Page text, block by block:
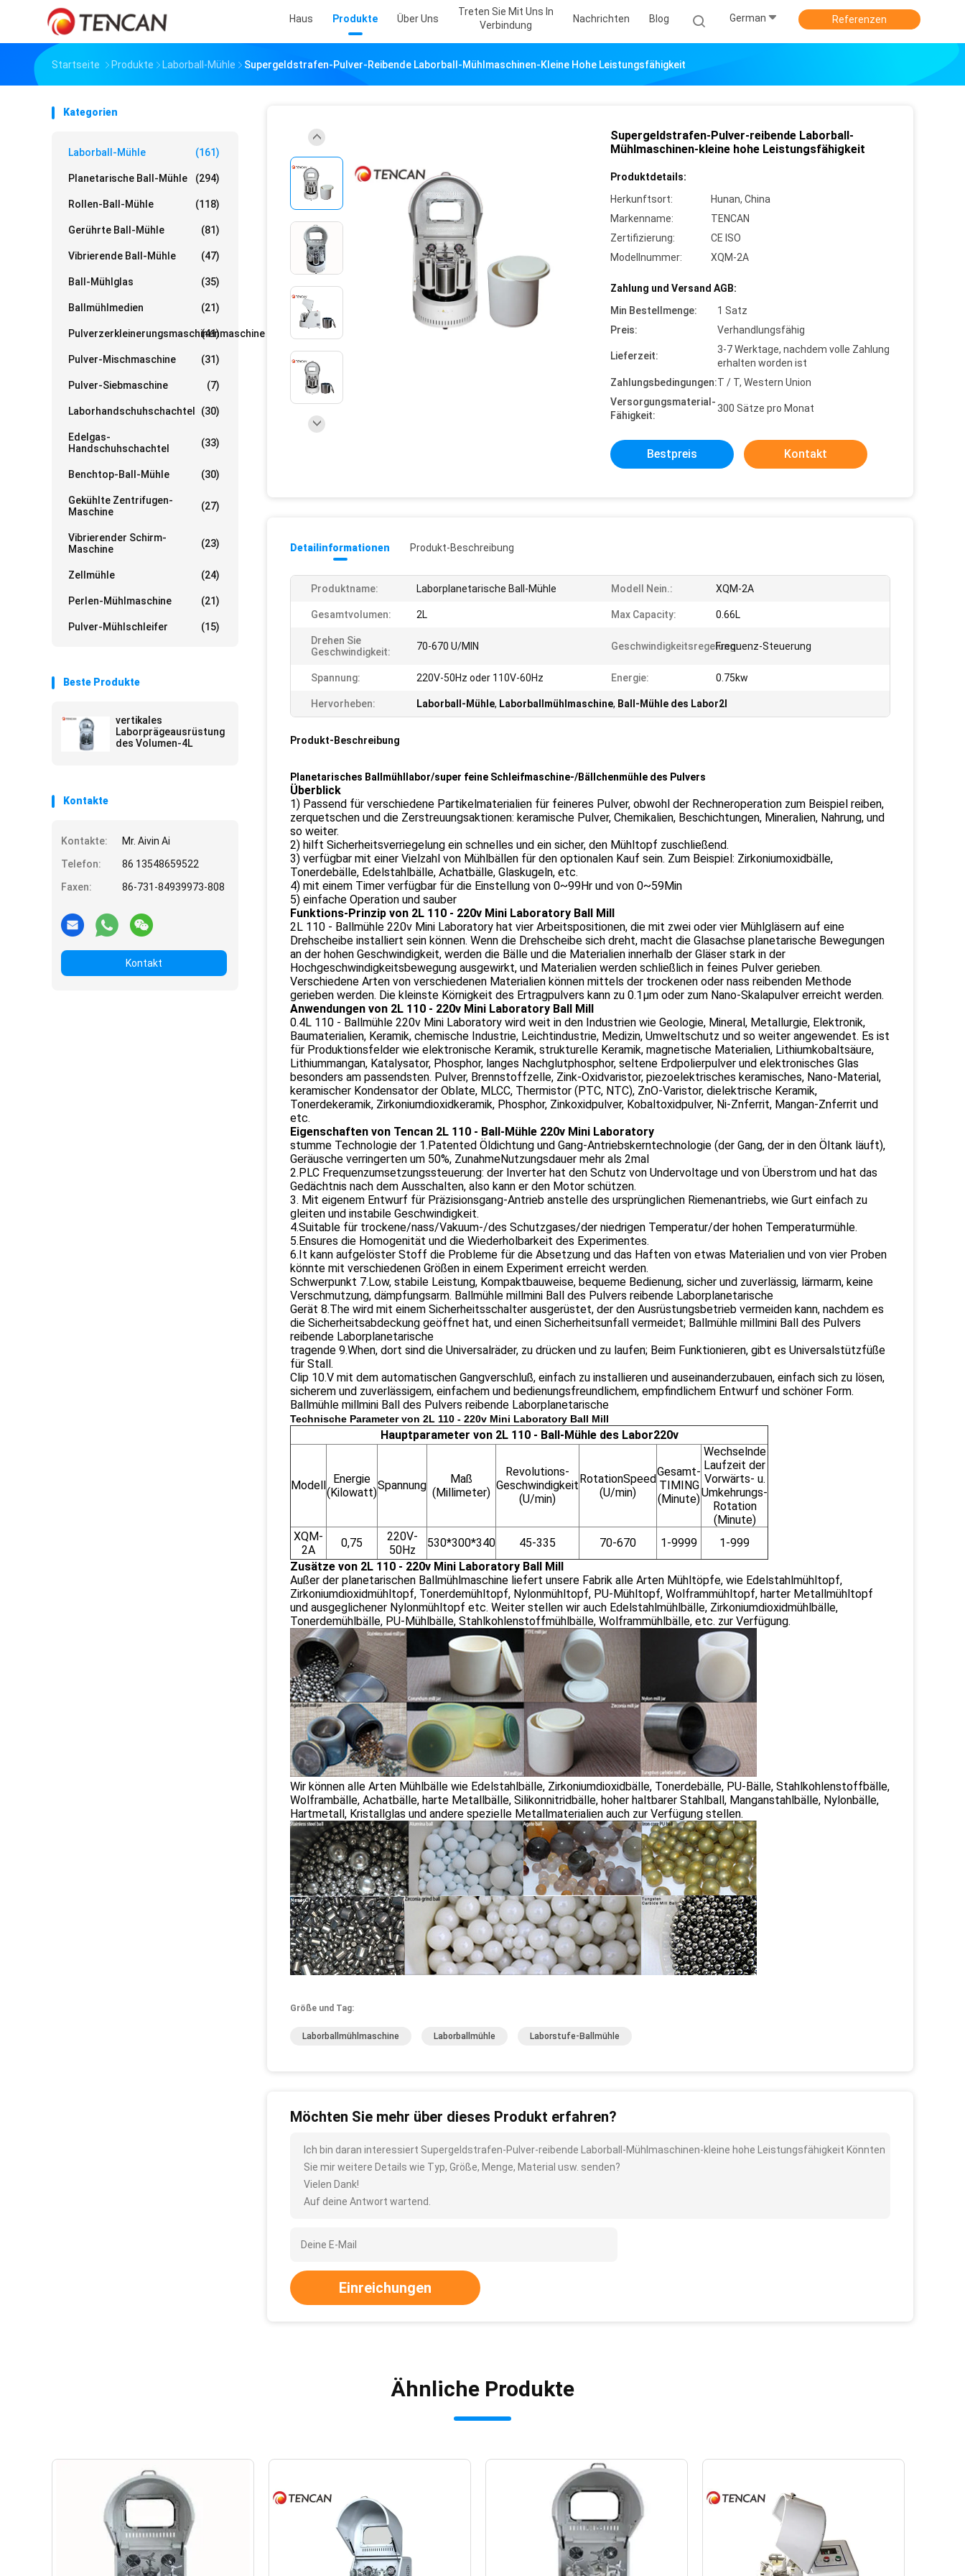
Haus Produkte Über Uns
Treten Sie Mit Uns In
Verbindung
Nachrichten Blog German Referenzen
Startseite Produkte Laborball-Mühle Supergeldstrafen-Pulver-Reibende Laborball-Mühlmaschinen-Kleine Hohe Leistungsfähigkeit
Kategorien
Laborball-Mühle (161)
Planetarische Ball-Mühle (294)
Rollen-Ball-Mühle (118)
Gerührte Ball-Mühle (81)
Vibrierende Ball-Mühle (47)
Ball-Mühlglas (35)
Ballmühlmedien (21)
Pulverzerkleinerungsmaschinenmaschine
(41)
Pulver-Mischmaschine (31)
Pulver-Siebmaschine (7)
Laborhandschuhschachtel (30)
Edelgas-
Handschuhschachtel
(33)
Benchtop-Ball-Mühle (30)
Gekühlte Zentrifugen-
Maschine
(27)
Vibrierender Schirm-
Maschine
(23)
Zellmühle (24)
Perlen-Mühlmaschine (21)
Pulver-Mühlschleifer (15)
Beste Produkte
vertikales
Laborprägeausrüstung
des Volumen-4L
Kontakte
Kontakte:
Mr. Aivin Ai
Telefon:
86 13548659522
Faxen:
86-731-84939973-808
Kontakt
Supergeldstrafen-Pulver-reibende Laborball-
Mühlmaschinen-kleine hohe Leistungsfähigkeit
Produktdetails:
Herkunftsort:
Hunan, China
Markenname:
TENCAN
Zertifizierung:
CE ISO
Modellnummer:
XQM-2A
Zahlung und Versand AGB:
Min Bestellmenge:
1 Satz
Preis:
Verhandlungsfähig
Lieferzeit:
3-7 Werktage, nachdem volle Zahlung
erhalten worden ist
Zahlungsbedingungen:T / T, Western Union
Versorgungsmaterial-
Fähigkeit:
300 Sätze pro Monat
Bestpreis Kontakt
Detailinformationen Produkt-Beschreibung
Produktname: Laborplanetarische Ball-Mühle Modell Nein.: XQM-2A
Gesamtvolumen: 2L Max Capacity: 0.66L
Drehen Sie
Geschwindigkeit:
70-670 U/MIN Geschwindigkeitsregelung:Frequenz-Steuerung
Spannung: 220V-50Hz oder 110V-60Hz Energie: 0.75kw
Hervorheben: Laborball-Mühle, Laborballmühlmaschine, Ball-Mühle des Labor2l
Produkt-Beschreibung
Planetarisches Ballmühllabor/super feine Schleifmaschine-/Bällchenmühle des Pulvers
Überblick
1) Passend für verschiedene Partikelmaterialien für feineres Pulver, obwohl der Rechneroperation zum Beispiel reiben,
zerquetschen und die Zerstreuungsaktionen: keramische Pulver, Chemikalien, Beschichtungen, Mineralien, Nahrung, und
so weiter.
2) hilft Sicherheitsverriegelung ein schnelles und ein sicher, den Mühltopf zuschließend.
3) verfügbar mit einer Vielzahl von Mühlbällen für den optionalen Kauf sein. Zum Beispiel: Zirkoniumoxidbälle,
Tonerdebälle, Edelstahlbälle, Achatbälle, Glaskugeln, etc.
4) mit einem Timer verfügbar für die Einstellung von 0~99Hr und von 0~59Min
5) einfache Operation und sauber
Funktions-Prinzip von 2L 110 - 220v Mini Laboratory Ball Mill
2L 110 - Ballmühle 220v Mini Laboratory hat vier Arbeitspositionen, die mit zwei oder vier Mühlgläsern auf eine
Drehscheibe installiert sein können. Wenn die Drehscheibe sich dreht, macht die Glasachse planetarische Bewegungen
an der hohen Geschwindigkeit, werden die Bälle und die Materialien innerhalb der Gläser stark in der
Hochgeschwindigkeitsbewegung ausgewirkt, und Materialien werden schließlich in feines Pulver gerieben.
Verschiedene Arten von verschiedenen Materialien können mittels der trockenen oder nass reibenden Methode
gerieben werden. Die kleinste Körnigkeit des Ertragpulvers kann zu 0.1μm oder zum Nano-Skalapulver erreicht werden.
Anwendungen von 2L 110 - 220v Mini Laboratory Ball Mill
0.4L 110 - Ballmühle 220v Mini Laboratory wird weit in den Industrien wie Geologie, Mineral, Metallurgie, Elektronik,
Baumaterialien, Keramik, chemische Industrie, Leichtindustrie, Medizin, Umweltschutz und so weiter angewendet. Es ist
für Produktionsfelder wie elektronische Keramik, strukturelle Keramik, magnetische Materialien, Lithiumkobaltsäure,
Lithiummangan, Katalysator, Phosphor, langes Nachglutphosphor, seltene Erdpolierpulver und elektronisches Glas
besonders am passendsten. Pulver, Brennstoffzelle, Zink-Oxidvaristor, piezoelektrisches keramisches, Nano-Material,
keramischer Kondensator der Oblate, MLCC, Thermistor (PTC, NTC), ZnO-Varistor, dielektrische Keramik,
Tonerdekeramik, Zirkoniumdioxidkeramik, Phosphor, Zinkoxidpulver, Kobaltoxidpulver, Ni-Znferrit, Mangan-Znferrit und
etc.
Eigenschaften von Tencan 2L 110 - Ball-Mühle 220v Mini Laboratory
stumme Technologie der 1.Patented Öldichtung und Gang-Antriebskerntechnologie (der Gang, der in den Öltank läuft),
Geräusche verringerten um 50%, ZunahmeNutzungsdauer mehr als 2mal
2.PLC Frequenzumsetzungssteuerung: der Inverter hat den Schutz von Undervoltage und von Überstrom und hat das
Gedächtnis nach dem Ausschalten, also kann er den Motor schützen.
3. Mit eigenem Entwurf für Präzisionsgang-Antrieb anstelle des ursprünglichen Riemenantriebs, wie Gurt einfach zu
gleiten und instabile Geschwindigkeit.
4.Suitable für trockene/nass/Vakuum-/des Schutzgases/der niedrigen Temperatur/der hohen Temperaturmühle.
5.Ensures die Homogenität und die Wiederholbarkeit des Experimentes.
6.It kann aufgelöster Stoff die Probleme für die Absetzung und das Haften von etwas Materialien und von vier Proben
könnte mit verschiedenen Größen in einem Experiment erreicht werden.
Schwerpunkt 7.Low, stabile Leistung, Kompaktbauweise, bequeme Bedienung, sicher und zuverlässig, lärmarm, keine
Verschmutzung, dämpfungsarm. Ballmühle millmini Ball des Pulvers reibende Laborplanetarische
Gerät 8.The wird mit einem Sicherheitsschalter ausgerüstet, der den Ausrüstungsbetrieb vermeiden kann, nachdem es
die Sicherheitsabdeckung geöffnet hat, und einen Sicherheitsunfall vermeidet; Ballmühle millmini Ball des Pulvers
reibende Laborplanetarische
tragende 9.When, dort sind die Universalräder, zu drücken und zu laufen; Beim Funktionieren, gibt es Universalstützfüße
für Stall.
Clip 10.V mit dem automatischen Gangverschluß, einfach zu installieren und auseinanderzubauen, einfach sich zu lösen,
sicherem und zuverlässigem, einfachem und bedienungsfreundlichem, empfindlichem Entwurf und schöner Form.
Ballmühle millmini Ball des Pulvers reibende Laborplanetarische
Technische Parameter von 2L 110 - 220v Mini Laboratory Ball Mill
Hauptparameter von 2L 110 - Ball-Mühle des Labor220v
Modell Energie
(Kilowatt)
Spannung
Maß
(Millimeter)
Revolutions-
Geschwindigkeit
(U/min)
RotationSpeed
(U/min)
Gesamt-
TIMING
(Minute)
Wechselnde
Laufzeit der
Vorwärts- u.
Umkehrungs-
Rotation
(Minute)
XQM-
2A
0,75
220V-
50Hz
530*300*340 45-335 70-670 1-9999
1-999
Zusätze von 2L 110 - 220v Mini Laboratory Ball Mill
Außer der planetarischen Ballmühlmaschine liefert unsere Fabrik alle Arten Mühltöpfe, wie Edelstahlmühltopf,
Zirkoniumdioxidmühltopf, Tonerdemühltopf, Nylonmühltopf, PU-Mühltopf, Wolframmühltopf, harter Metallmühltopf
und ausgeglichener Nylonmühltopf etc. Weiter stellen wir auch Edelstahlmühlbälle, Zirkoniumdioxidmühlbälle,
Tonerdemühlbälle, PU-Mühlbälle, Stahlkohlenstoffmühlbälle, Wolframmühlbälle, etc. zur Verfügung.
Wir können alle Arten Mühlbälle wie Edelstahlbälle, Zirkoniumdioxidbälle, Tonerdebälle, PU-Bälle, Stahlkohlenstoffbälle,
Wolframbälle, Achatbälle, harte Metallbälle, Silikonnitridbälle, hoher haltbarer Stahlball, Manganstahlbälle, Nylonbälle,
Hartmetall, Kristallglas und andere spezielle Metallmaterialien auch zur Verfügung stellen.
Größe und Tag:
Laborballmühlmaschine Laborballmühle Laborstufe-Ballmühle
Möchten Sie mehr über dieses Produkt erfahren?
Ich bin daran interessiert Supergeldstrafen-Pulver-reibende Laborball-Mühlmaschinen-kleine hohe Leistungsfähigkeit Könnten
Sie mir weitere Details wie Typ, Größe, Menge, Material usw. senden?
Vielen Dank!
Auf deine Antwort wartend.
Einreichungen
Ähnliche Produkte